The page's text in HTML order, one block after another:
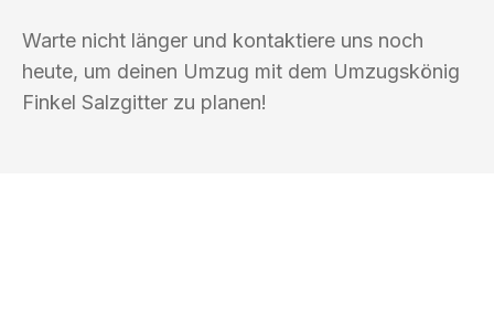
Warte nicht länger und kontaktiere uns noch
heute, um deinen Umzug mit dem Umzugskönig
Finkel Salzgitter zu planen!